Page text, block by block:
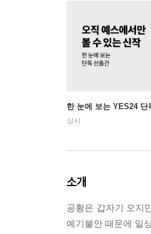
한 눈에 보는 YES24 단
상시
소개
공황은 갑자기 오지
예기불안 때문에 일